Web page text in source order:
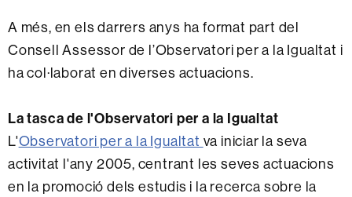
A més, en els darrers anys ha format part del
Consell Assessor de l’Observatori per a la Igualtat i
ha col·laborat en diverses actuacions.
La tasca de l'Observatori per a la Igualtat
L'Observatori per a la Igualtat va iniciar la seva
activitat l'any 2005, centrant les seves actuacions
en la promoció dels estudis i la recerca sobre la